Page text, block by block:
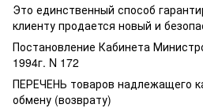
Это единственный способ
клиенту продается новый и
Постановление Кабинета
1994г. N 172
ПЕРЕЧЕНЬ товаров надлежащего
обмену (возврату)